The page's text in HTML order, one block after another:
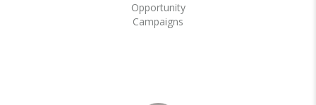
Opportunity
Campaigns